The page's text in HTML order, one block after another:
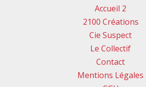
Accueil 2
2100 Créations
Cie Suspect
Le Collectif
Contact
Mentions Légales